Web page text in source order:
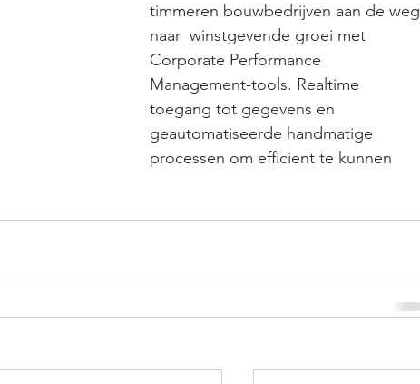
timmeren bouwbedrijven aan de weg
naar  winstgevende groei met
Corporate Performance
Management-tools. Realtime
toegang tot gegevens en
geautomatiseerde handmatige
processen om efficient te kunnen